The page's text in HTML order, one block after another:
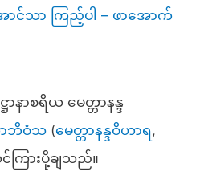
သာ ကြည့်ပါ – ဖာအောက်
နာစရိယ မေတ္တာနန္ဒ
ဘိဝံသ (မေတ္တာနန္ဒဝိဟာရ,
ကြားပို့ချသည်။